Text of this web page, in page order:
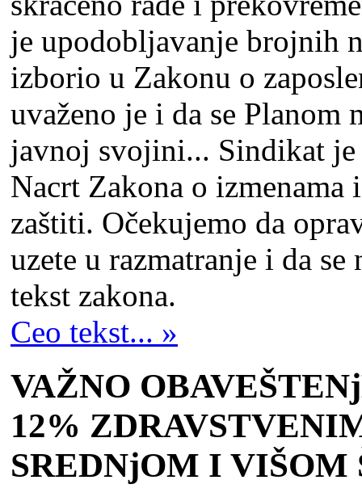
je upodoblјavanje brojnih
izborio u Zakonu o
uvaženo je i da se Planom
javnoj svojini... Sindikat
Nacrt Zakona o
zaštiti. Očekujemo da
uzete u razmatranje i da
tekst zakona.
Ceo tekst... »
VAŽNO
12%
SREDNјOM I